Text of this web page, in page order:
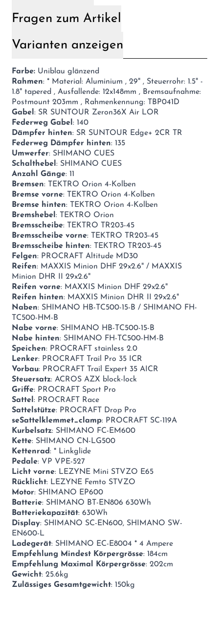
Fragen zum Artikel
Varianten anzeigen
Farbe: Uniblau glänzend
Rahmen: * Material: Aluminium , 29" , Steuerrohr: 1.5" -
1.8" tapered , Ausfallende: 12x148mm , Bremsaufnahme:
Postmount 203mm , Rahmenkennung: TBP041D
Gabel : SR SUNTOUR Zeron36X Air LOR
Federweg Gabel : 140
Dämpfer hinten: SR SUNTOUR Edge+ 2CR TR
Federweg Dämpfer hinten: 135
Umwerfer: SHIMANO CUES
Schalthebel : SHIMANO CUES
Anzahl Gänge: 11
Bremsen: TEKTRO Orion 4-Kolben
Bremse vorne: TEKTRO Orion 4-Kolben
Bremse hinten: TEKTRO Orion 4-Kolben
Bremshebel : TEKTRO Orion
Bremsscheibe: TEKTRO TR203-45
Bremsscheibe vorne: TEKTRO TR203-45
Bremsscheibe hinten: TEKTRO TR203-45
Felgen: PROCRAFT Altitude MD30
Reifen: MAXXIS Minion DHF 29x2.6" / MAXXIS
Minion DHR II 29x2.6"
Reifen vorne: MAXXIS Minion DHF 29x2.6"
Reifen hinten: MAXXIS Minion DHR II 29x2.6"
Naben: SHIMANO HB-TC500-15-B / SHIMANO FH-
TC500-HM-B
Nabe vorne: SHIMANO HB-TC500-15-B
Nabe hinten: SHIMANO FH-TC500-HM-B
Speichen: PROCRAFT stainless 2.0
Lenker: PROCRAFT Trail Pro 35 ICR
Vorbau: PROCRAFT Trail Expert 35 AICR
Steuersatz: ACROS AZX block-lock
Griffe: PROCRAFT Sport Pro
Sattel : PROCRAFT Race
Sattelstütze: PROCRAFT Drop Pro
seSattelklemmet_clamp: PROCRAFT SC-119A
Kurbelsatz: SHIMANO FC-EM600
Kette: SHIMANO CN-LG500
Kettenrad: * Linkglide
Pedale: VP VPE-527
Licht vorne: LEZYNE Mini STVZO E65
Rücklicht: LEZYNE Femto STVZO
Motor: SHIMANO EP600
Batterie: SHIMANO BT-EN806 630Wh
Batteriekapazität: 630Wh
Display: SHIMANO SC-EN600, SHIMANO SW-
EN600-L
Ladegerät: SHIMANO EC-E8004 * 4 Ampere
Empfehlung Mindest Körpergrösse: 184cm
Empfehlung Maximal Körpergrösse: 202cm
Gewicht: 25.6kg
Zulässiges Gesamtgewicht: 150kg